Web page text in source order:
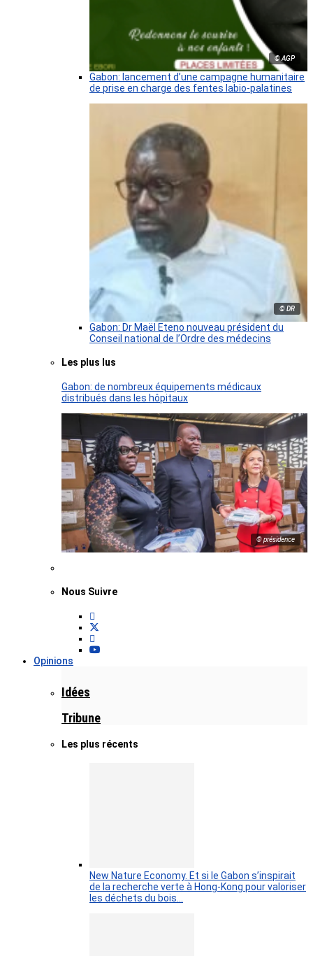
© AGP
Gabon: lancement d’une campagne humanitaire
de prise en charge des fentes labio-palatines
© DR
Gabon: Dr Maël Eteno nouveau président du
Conseil national de l’Ordre des médecins
Les plus lus
Gabon: de nombreux équipements médicaux
distribués dans les hôpitaux
© présidence
Nous Suivre
Opinions
Idées
Tribune
Les plus récents
New Nature Economy. Et si le Gabon s’inspirait
de la recherche verte à Hong-Kong pour valoriser
les déchets du bois…